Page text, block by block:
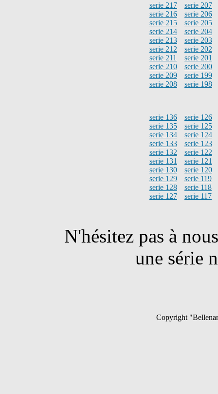
serie 217
serie 216
serie 215
serie 214
serie 213
serie 212
serie 211
serie 210
serie 209
serie 208
serie 207
serie 206
serie 205
serie 204
serie 203
serie 202
serie 201
serie 200
serie 199
serie 198
serie 136
serie 135
serie 134
serie 133
serie 132
serie 131
serie 130
serie 129
serie 128
serie 127
serie 126
serie 125
serie 124
serie 123
serie 122
serie 121
serie 120
serie 119
serie 118
serie 117
N'hésitez pas à
une série
Copyright